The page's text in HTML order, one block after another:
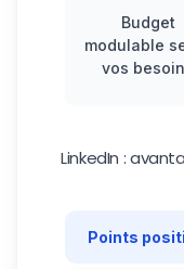
Budget
modulable
vos
LinkedIn :
Points